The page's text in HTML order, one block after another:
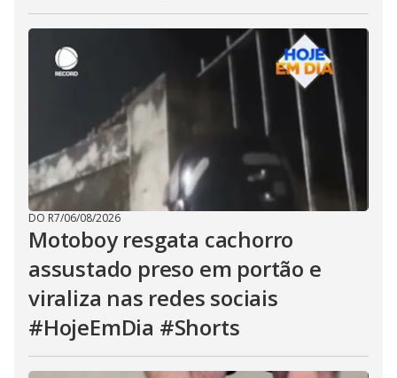
DO R7/06/08/2026
Motoboy resgata cachorro
assustado preso em portão e
viraliza nas redes sociais
#HojeEmDia #Shorts